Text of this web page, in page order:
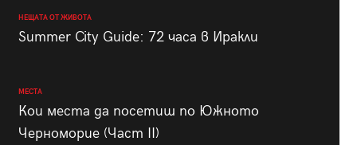
НЕЩАТА ОТ ЖИВОТА
Summer City Guide: 72 часа в Иракли
МЕСТА
Кои места да посетиш по Южното
Черноморие (Част II)